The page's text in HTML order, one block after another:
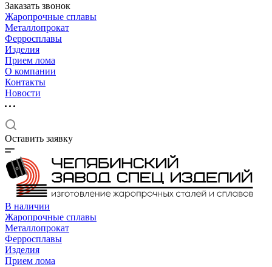
Заказать звонок
Жаропрочные сплавы
Металлопрокат
Ферросплавы
Изделия
Прием лома
О компании
Контакты
Новости
Оставить заявку
В наличии
Жаропрочные сплавы
Металлопрокат
Ферросплавы
Изделия
Прием лома